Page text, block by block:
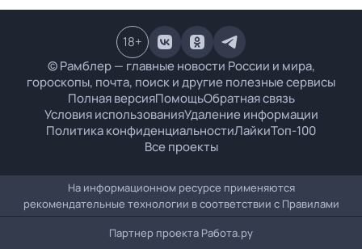
© Рамблер — главные новости России и мира,
гороскопы, почта, поиск и другие полезные сервисы
Полная версияПомощьОбратная связь
Условия использованияУдаление информации
Политика конфиденциальностиЛайкиТоп-100
Все проекты
18+
На информационном ресурсе применяются
рекомендательные технологии в соответствии с Правилами
Партнер проекта Работа.ру